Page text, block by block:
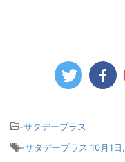
-サタデープラス
-サタデープラス 10月1日